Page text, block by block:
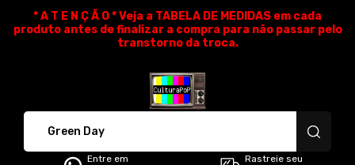
* A T E N Ç Ã O * Veja a TABELA DE MEDIDAS em cada
produto antes de finalizar a compra para não passar pelo
transtorno da troca.
Entre em
Rastreie seu